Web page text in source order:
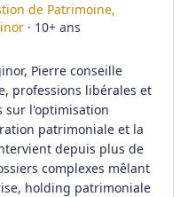
de Patrimoine,
· 10+ ans
Pierre conseille
professions libérales et
sur l'optimisation
patrimoniale et la
depuis plus de
complexes mêlant
holding patrimoniale